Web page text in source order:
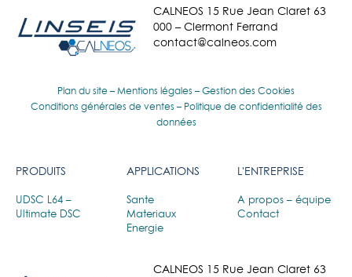
CALNEOS 15 Rue Jean Claret 63
000 – Clermont Ferrand
contact@calneos.com
Plan du site – Mentions légales – Gestion des Cookies
Conditions générales de ventes – Politique de confidentialité des
données
PRODUITS
UDSC L64 –
Ultimate DSC
APPLICATIONS
Sante
Materiaux
Energie
L'ENTREPRISE
A propos – équipe
Contact
CALNEOS 15 Rue Jean Claret 63